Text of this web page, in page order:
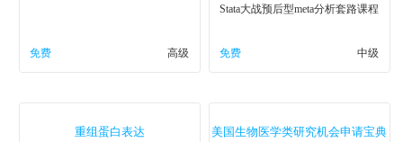
免费 高级
Stata大战预后型meta分析套路课程
免费 中级
重组蛋白表达 美国生物医学类研究机会申请宝典